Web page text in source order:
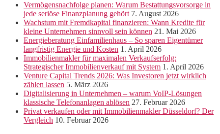
Vermögensnachfolge planen: Warum Bestattungsvorsorge in
jede seriöse Finanzplanung gehört 7. August 2026
Wachstum mit Fremdkapital finanzieren: Wann Kredite für
kleine Unternehmen sinnvoll sein können 21. Mai 2026
Energieberatung Einfamilienhaus – So sparen Eigentümer
langfristig Energie und Kosten 1. April 2026
Immobilienmakler für maximalen Verkaufserfolg:
Strategischer Immobilienverkauf mit System 1. April 2026
Venture Capital Trends 2026: Was Investoren jetzt wirklich
zählen lassen 5. März 2026
Digitalisierung in Unternehmen – warum VoIP-Lösungen
klassische Telefonanlagen ablösen 27. Februar 2026
Privat verkaufen oder mit Immobilienmakler Düsseldorf? Der
Vergleich 10. Februar 2026